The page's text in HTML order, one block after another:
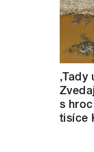
‚Tady
s
tisíce